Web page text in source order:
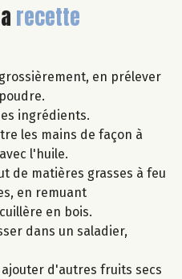
recette
en prélever
ingrédients.
les mains de façon à
l'huile.
de matières grasses à feu
en remuant
en bois.
dans un saladier,
d'autres fruits secs